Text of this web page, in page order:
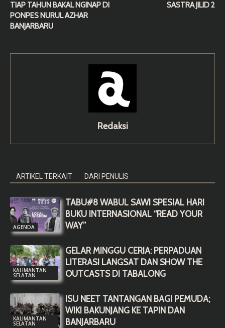
TIAP TAHUN BAKAL NGINAP DI
PONPES NURUL AZHAR
BANJARBARU
SASTRA JILID 2
Redaksi
ARTIKEL TERKAIT DARI PENULIS
AGENDA
TABU#8 WABUL SAWI SPESIAL HARI
BUKU INTERNASIONAL “READ YOUR
WAY”
KALIMANTAN
SELATAN
GELAR MINGGU CERIA: PERPADUAN
LITERASI LANGSAT DAN SHOW THE
OUTCASTS DI TABALONG
KALIMANTAN
SELATAN
ISU NEET TANTANGAN BAGI PEMUDA;
WIKI BAKUNJANG KE TAPIN DAN
BANJARBARU